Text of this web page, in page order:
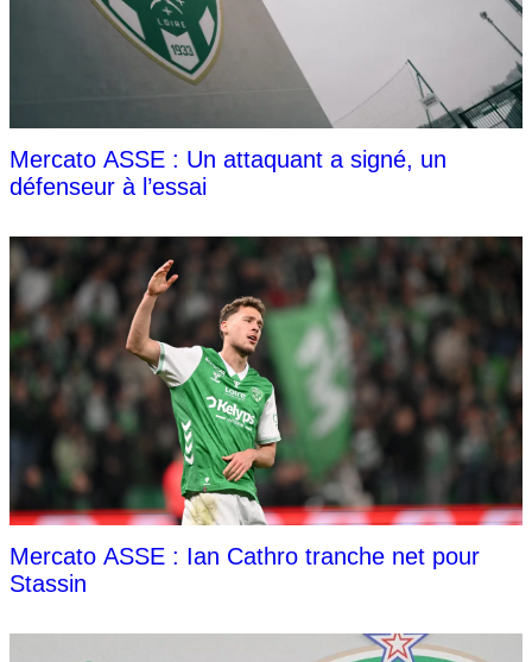
Mercato ASSE : Un attaquant a signé, un
défenseur à l’essai
Mercato ASSE : Ian Cathro tranche net pour
Stassin